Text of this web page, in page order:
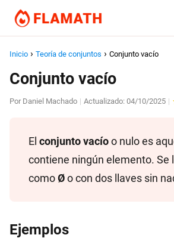
Inicio Teoría de conjuntos Conjunto vacío
Conjunto vacío
Por Daniel Machado | Actualizado: 04/10/2025 |
El conjunto vacíoo nulo es
contiene ningún elemento. Se
comoØo con dos llaves sin
Ejemplos